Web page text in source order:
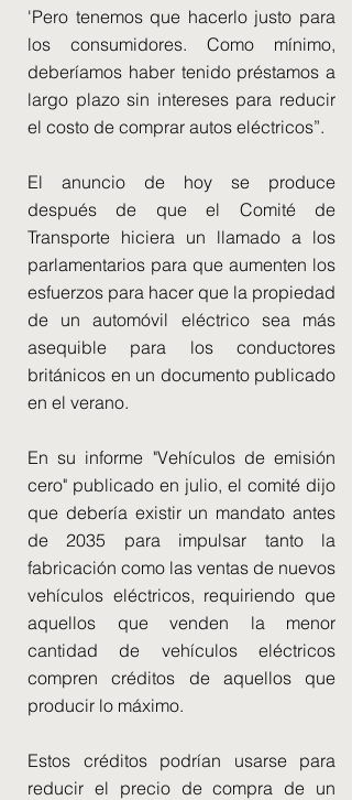
'Pero tenemos que hacerlo justo para
los consumidores. Como mínimo,
deberíamos haber tenido préstamos a
largo plazo sin intereses para reducir
el costo de comprar autos eléctricos”.
El anuncio de hoy se produce
después de que el Comité de
Transporte hiciera un llamado a los
parlamentarios para que aumenten los
esfuerzos para hacer que la propiedad
de un automóvil eléctrico sea más
asequible para los conductores
británicos en un documento publicado
en el verano.
En su informe "Vehículos de emisión
cero" publicado en julio, el comité dijo
que debería existir un mandato antes
de 2035 para impulsar tanto la
fabricación como las ventas de nuevos
vehículos eléctricos, requiriendo que
aquellos que venden la menor
cantidad de vehículos eléctricos
compren créditos de aquellos que
producir lo máximo.
Estos créditos podrían usarse para
reducir el precio de compra de un